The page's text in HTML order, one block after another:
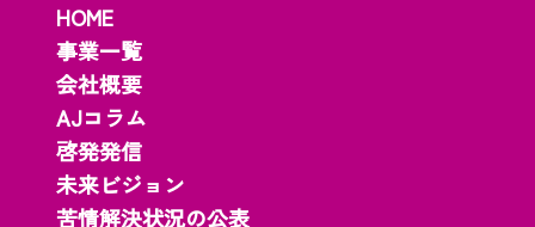
HOME
事業一覧
会社概要
AJコラム
啓発発信
未来ビジョン
苦情解決状況の公表